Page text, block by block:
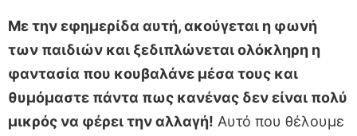
Με την εφημερίδα αυτή, ακούγεται η φωνή
των παιδιών και ξεδιπλώνεται ολόκληρη η
φαντασία που κουβαλάνε μέσα τους και
θυμόμαστε πάντα πως κανένας δεν είναι πολύ
μικρός να φέρει την αλλαγή! Αυτό που θέλουμε